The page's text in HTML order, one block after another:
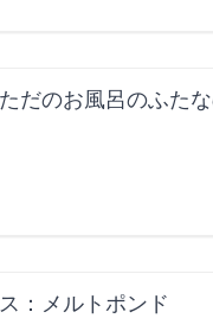
だのお風呂のふたな
：メルトポンド